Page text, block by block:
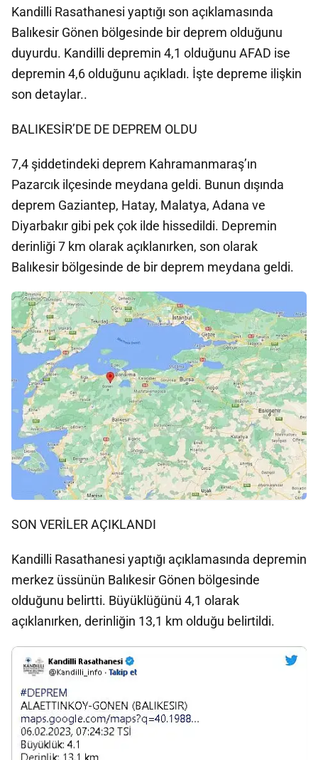
Kandilli Rasathanesi yaptığı son açıklamasında
Balıkesir Gönen bölgesinde bir deprem olduğunu
duyurdu. Kandilli depremin 4,1 olduğunu AFAD ise
depremin 4,6 olduğunu açıkladı. İşte depreme ilişkin
son detaylar..
BALIKESİR’DE DE DEPREM OLDU
7,4 şiddetindeki deprem Kahramanmaraş’ın
Pazarcık ilçesinde meydana geldi. Bunun dışında
deprem Gaziantep, Hatay, Malatya, Adana ve
Diyarbakır gibi pek çok ilde hissedildi. Depremin
derinliği 7 km olarak açıklanırken, son olarak
Balıkesir bölgesinde de bir deprem meydana geldi.
SON VERİLER AÇIKLANDI
Kandilli Rasathanesi yaptığı açıklamasında depremin
merkez üssünün Balıkesir Gönen bölgesinde
olduğunu belirtti. Büyüklüğünü 4,1 olarak
açıklanırken, derinliğin 13,1 km olduğu belirtildi.